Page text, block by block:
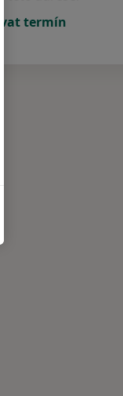
termín